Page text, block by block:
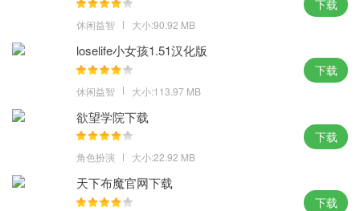
休闲益智 大小:90.92 MB
下载
loselife小女孩1.51汉化版
休闲益智 大小:113.97 MB
下载
欲望学院下载
角色扮演 大小:22.92 MB
下载
天下布魔官网下载
下载